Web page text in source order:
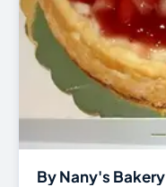
By Nany's Bakery